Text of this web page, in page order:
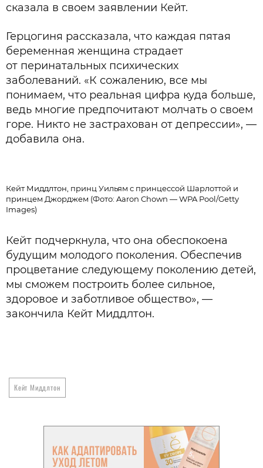
сказала в своем заявлении Кейт.
Герцогиня рассказала, что каждая пятая
беременная женщина страдает
от перинатальных психических
заболеваний. «К сожалению, все мы
понимаем, что реальная цифра куда больше,
ведь многие предпочитают молчать о своем
горе. Никто не застрахован от депрессии», —
добавила она.
Кейт Миддлтон, принц Уильям с принцессой Шарлоттой и
принцем Джорджем (Фото: Aaron Chown — WPA Pool/Getty
Images)
Кейт подчеркнула, что она обеспокоена
будущим молодого поколения. Обеспечив
процветание следующему поколению детей,
мы сможем построить более сильное,
здоровое и заботливое общество», —
закончила Кейт Миддлтон.
Кейт Миддлтон